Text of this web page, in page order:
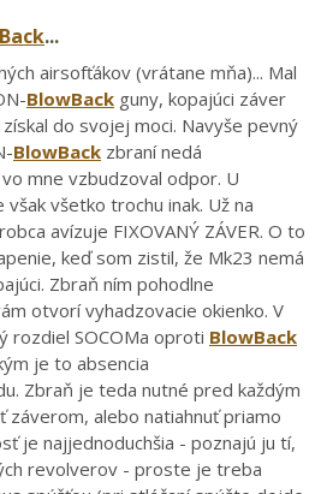
...
airsofťákov (vrátane mňa)... Mal
BlowBack guny, kopajúci záver
do svojej moci. Navyše pevný
BlowBack zbraní nedá
mne vzbudzoval odpor. U
všetko trochu inak. Už na
avízuje FIXOVANÝ ZÁVER. O to
keď som zistil, že Mk23 nemá
Zbraň ním pohodlne
otvorí vyhadzovacie okienko. V
rozdiel SOCOMa oproti BlowBack
je to absencia
Zbraň je teda nutné pred každým
záverom, alebo natiahnuť priamo
je najjednoduchšia - poznajú ju tí,
revolverov - proste je treba